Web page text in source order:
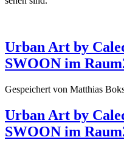
Urban Art by
SWOON im
Gespeichert von Matthias
Urban Art by
SWOON im